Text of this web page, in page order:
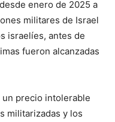
enero de 2025 a
militares de Israel
israelíes, antes de
fueron alcanzadas
un precio intolerable
militarizadas y los